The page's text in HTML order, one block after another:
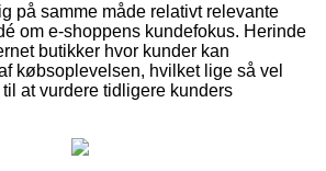
på samme måde relativt relevante
om e-shoppens kundefokus. Herinde
butikker hvor kunder kan
købsoplevelsen, hvilket lige så vel
at vurdere tidligere kunders